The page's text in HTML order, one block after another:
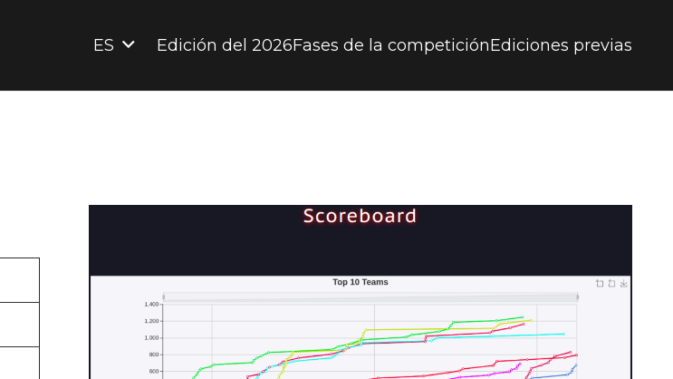
ES Edición del 2026Fases de la competiciónEdiciones previas